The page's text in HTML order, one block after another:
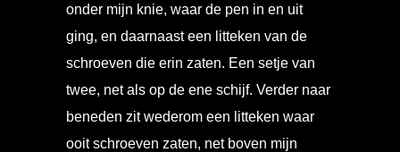
onder mijn knie, waar de pen in en uit
ging, en daarnaast een litteken van de
schroeven die erin zaten. Een setje van
twee, net als op de ene schijf. Verder naar
beneden zit wederom een litteken waar
ooit schroeven zaten, net boven mijn